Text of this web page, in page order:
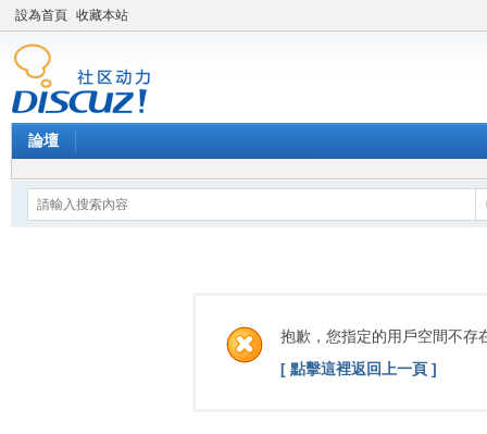
設為首頁 收藏本站
論壇
抱歉，您指定的用戶空間不存
[ 點擊這裡返回上一頁 ]